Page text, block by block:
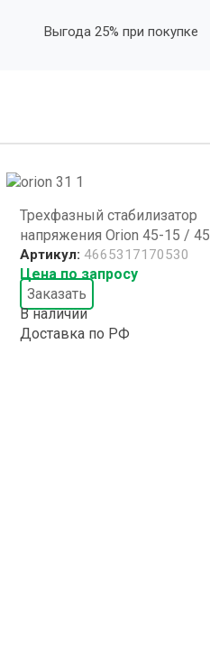
Выгода 25% при покупке
Трехфазный стабилизатор
напряжения Orion 45-15 / 45
Артикул: 4665317170530
Цена по запросу
Заказать
В наличии
Доставка по РФ